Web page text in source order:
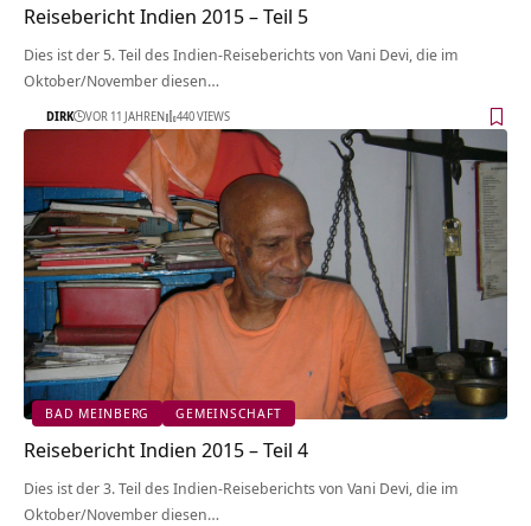
Reisebericht Indien 2015 – Teil 5
Dies ist der 5. Teil des Indien-Reiseberichts von Vani Devi, die im
Oktober/November diesen…
DIRK VOR 11 JAHREN 440 VIEWS
BAD MEINBERG GEMEINSCHAFT
Reisebericht Indien 2015 – Teil 4
Dies ist der 3. Teil des Indien-Reiseberichts von Vani Devi, die im
Oktober/November diesen…